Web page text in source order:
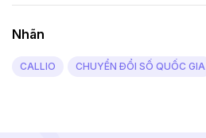
Nhãn
CALLIO CHUYỂN ĐỔI SỐ QUỐC GIA